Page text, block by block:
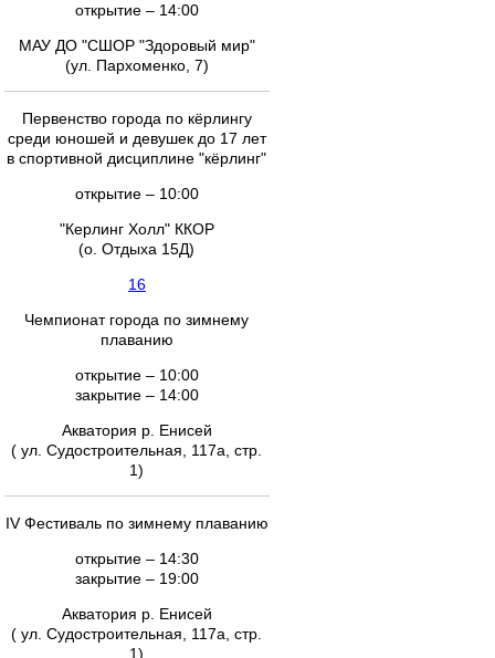
открытие – 14:00
МАУ ДО "СШОР "Здоровый мир"
(ул. Пархоменко, 7)
Первенство города по кёрлингу
среди юношей и девушек до 17 лет
в спортивной дисциплине "кёрлинг"
открытие – 10:00
"Керлинг Холл" ККОР
(о. Отдыха 15Д)
16
Чемпионат города по зимнему
плаванию
открытие – 10:00
закрытие – 14:00
Акватория р. Енисей
( ул. Судостроительная, 117а, стр.
1)
IV Фестиваль по зимнему плаванию
открытие – 14:30
закрытие – 19:00
Акватория р. Енисей
( ул. Судостроительная, 117а, стр.
1)